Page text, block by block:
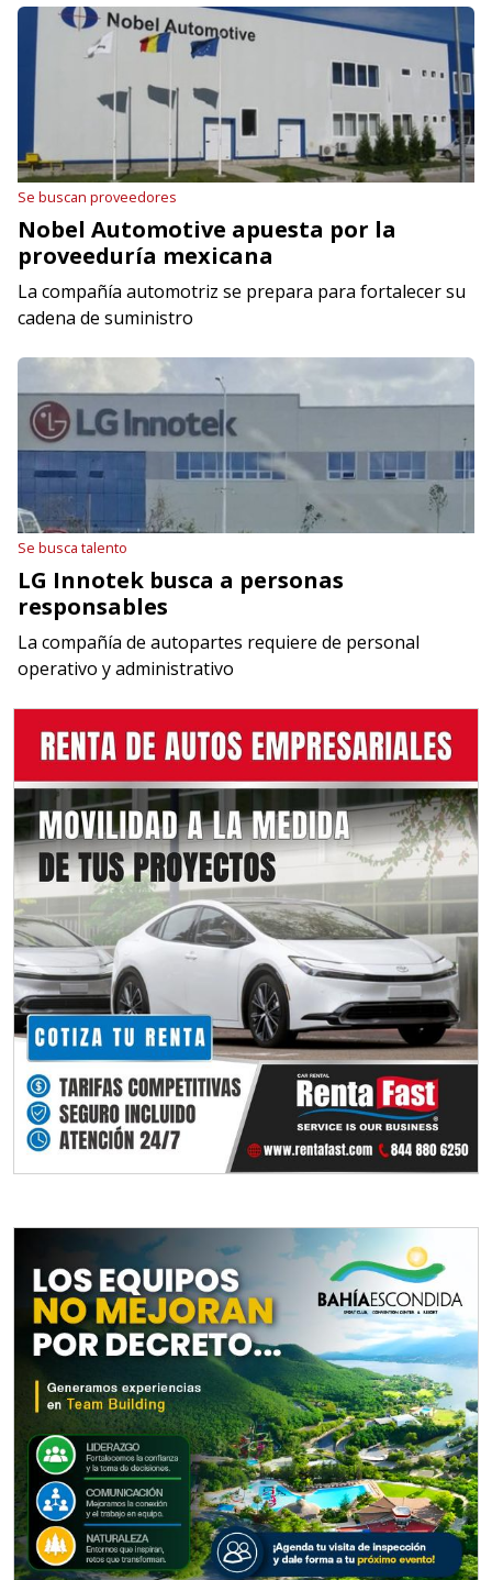
Se buscan proveedores
Nobel Automotive apuesta por la
proveeduría mexicana
La compañía automotriz se prepara para fortalecer su
cadena de suministro
Se busca talento
LG Innotek busca a personas
responsables
La compañía de autopartes requiere de personal
operativo y administrativo